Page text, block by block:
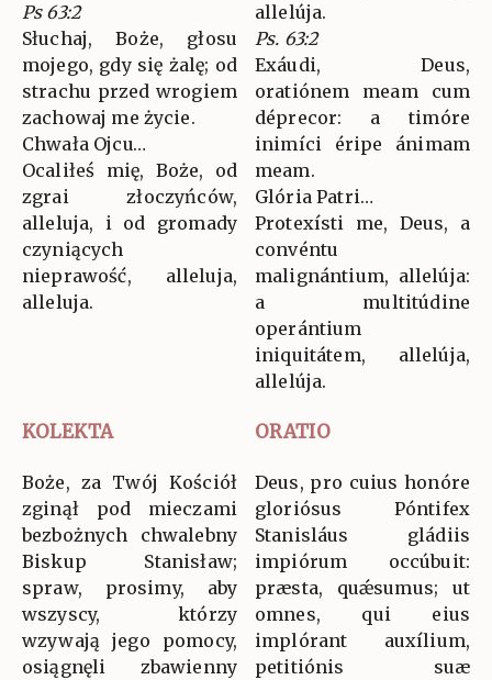
Ps 63:2
Słuchaj, Boże, głosu
mojego, gdy się żalę; od
strachu przed wrogiem
zachowaj me życie.
Chwała Ojcu…
Ocaliłeś mię, Boże, od
zgrai złoczyńców,
alleluja, i od gromady
czyniących
nieprawość, alleluja,
alleluja.
allelúja.
Ps. 63:2
Exáudi, Deus,
oratiónem meam cum
déprecor: a timóre
inimíci éripe ánimam
meam.
Glória Patri…
Protexísti me, Deus, a
convéntu
malignántium, allelúja:
a multitúdine
operántium
iniquitátem, allelúja,
allelúja.
KOLEKTA ORATIO
Boże, za Twój Kościół
zginął pod mieczami
bezbożnych chwalebny
Biskup Stanisław;
spraw, prosimy, aby
wszyscy, którzy
wzywają jego pomocy,
osiągnęli zbawienny
Deus, pro cuius honóre
gloriósus Póntifex
Stanisláus gládiis
impiórum occúbuit:
præsta, quǽsumus; ut
omnes, qui eius
implórant auxílium,
petitiónis suæ